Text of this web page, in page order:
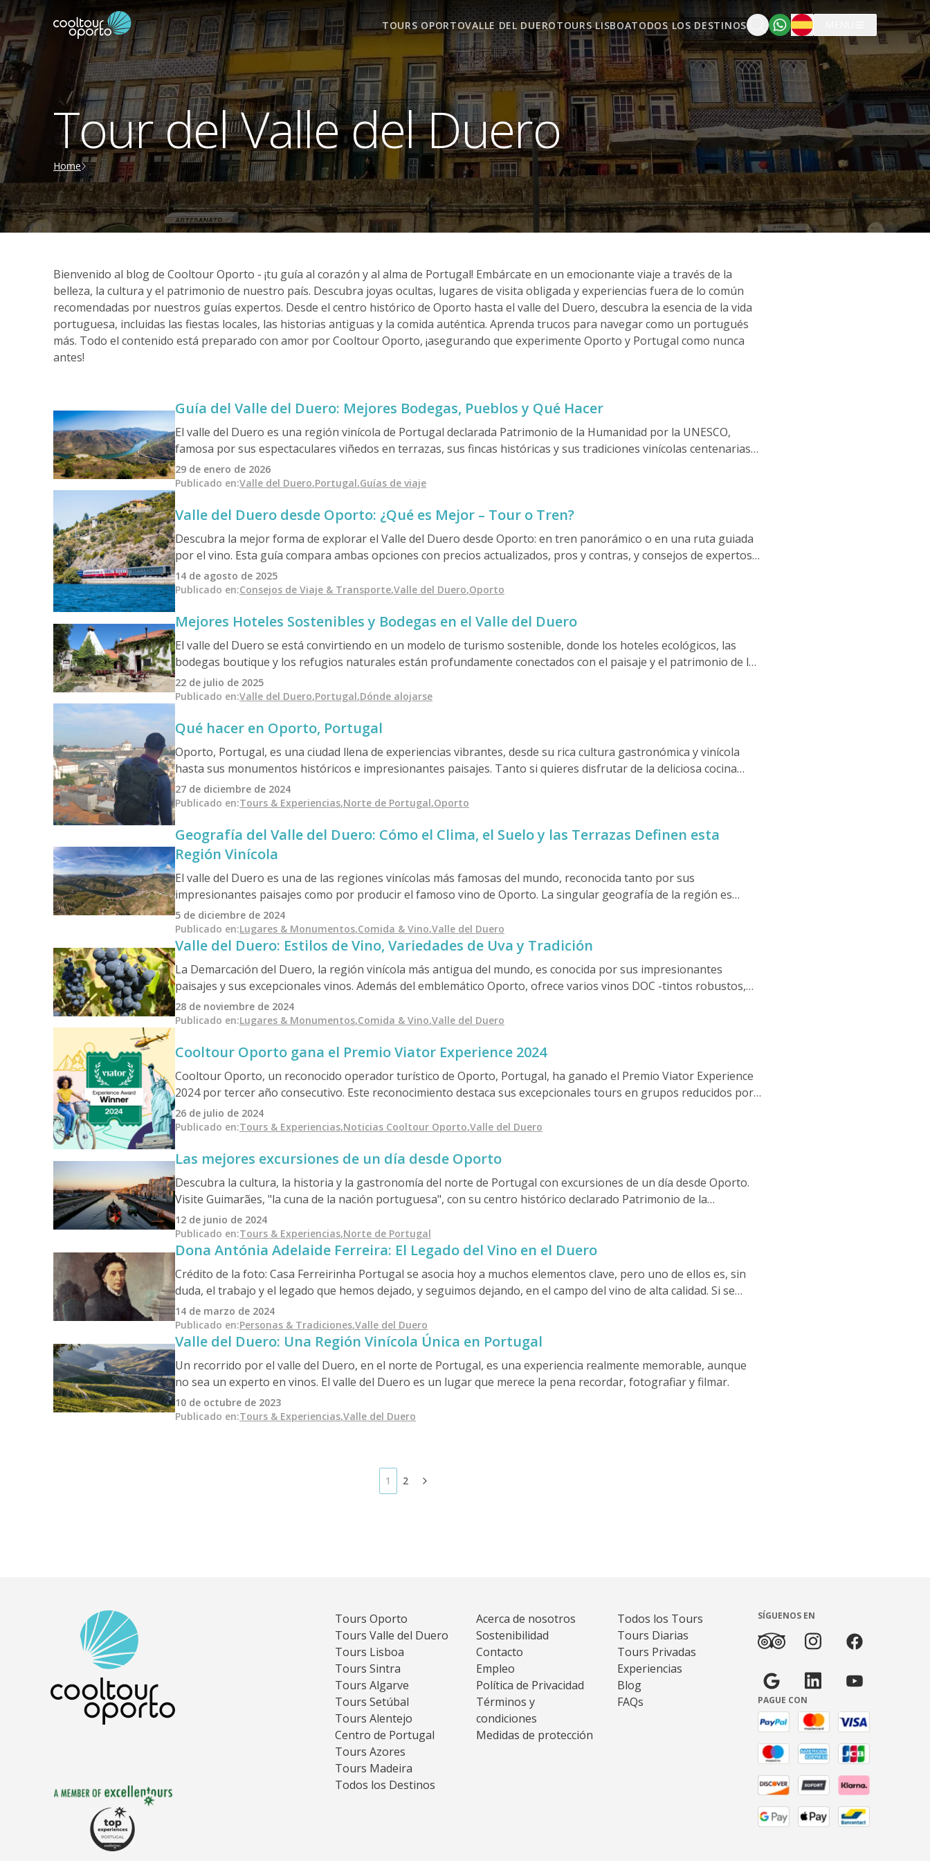
TOURS OPORTOVALLE DEL DUEROTOURS LISBOATODOS LOS DESTINOS Español
Tour del Valle del Duero
Home
Bienvenido al blog de Cooltour Oporto - ¡tu guía al corazón y al alma de Portugal! Embárcate en un emocionante viaje a través de la
belleza, la cultura y el patrimonio de nuestro país. Descubra joyas ocultas, lugares de visita obligada y experiencias fuera de lo común
recomendadas por nuestros guías expertos. Desde el centro histórico de Oporto hasta el valle del Duero, descubra la esencia de la vida
portuguesa, incluidas las fiestas locales, las historias antiguas y la comida auténtica. Aprenda trucos para navegar como un portugués
más. Todo el contenido está preparado con amor por Cooltour Oporto, ¡asegurando que experimente Oporto y Portugal como nunca
antes!
Guía del Valle del Duero: Mejores Bodegas, Pueblos y Qué Hacer
El valle del Duero es una región vinícola de Portugal declarada Patrimonio de la Humanidad por la UNESCO,
famosa por sus espectaculares viñedos en terrazas, sus fincas históricas y sus tradiciones vinícolas centenarias
como cuna del vino de Oporto, que ofrece una rica mezcla de paisajes fluviales pintorescos, pueblos con encanto
como Pinhão y Peso da Régua, y experiencias inmersivas a través del vino, la cultura y la historia.
29 de enero de 2026
Publicado en:Valle del Duero,Portugal,Guías de viaje
Valle del Duero desde Oporto: ¿Qué es Mejor – Tour o Tren?
Descubra la mejor forma de explorar el Valle del Duero desde Oporto: en tren panorámico o en una ruta guiada
por el vino. Esta guía compara ambas opciones con precios actualizados, pros y contras, y consejos de expertos,
para ayudarle a elegir la experiencia que mejor se adapte a su estilo de viaje.
14 de agosto de 2025
Publicado en:Consejos de Viaje & Transporte,Valle del Duero,Oporto
Mejores Hoteles Sostenibles y Bodegas en el Valle del Duero
El valle del Duero se está convirtiendo en un modelo de turismo sostenible, donde los hoteles ecológicos, las
bodegas boutique y los refugios naturales están profundamente conectados con el paisaje y el patrimonio de la
región. Desde la agricultura regenerativa hasta el diseño con energía solar y los viñedos orgánicos, estas
estancias ofrecen a los viajeros conscientes una forma de bajo impacto para experimentar la belleza, la cultura y
22 de julio de 2025
Publicado en:Valle del Duero,Portugal,Dónde alojarse
Qué hacer en Oporto, Portugal
Oporto, Portugal, es una ciudad llena de experiencias vibrantes, desde su rica cultura gastronómica y vinícola
hasta sus monumentos históricos e impresionantes paisajes. Tanto si quieres disfrutar de la deliciosa cocina
local, degustar los mundialmente conocidos vinos de Oporto o explorar el distrito de Ribeira, declarado
Patrimonio de la Humanidad por la UNESCO, Cooltour Oporto ofrece tours personalizados para que tu viaje sea
su aventura perfecta en Oporto.
27 de diciembre de 2024
Publicado en:Tours & Experiencias,Norte de Portugal,Oporto
Geografía del Valle del Duero: Cómo el Clima, el Suelo y las Terrazas Definen esta
Región Vinícola
El valle del Duero es una de las regiones vinícolas más famosas del mundo, reconocida tanto por sus
impresionantes paisajes como por producir el famoso vino de Oporto. La singular geografía de la región es
fundamental para la calidad y variedad de sus vinos. Con raíces que se remontan a la época romana, la
producción de vino alcanzó un hito en 1756, cuando el Marqués de Pombal estableció la Región Demarcada del
Duero. Este acto pionero reguló la producción, especialmente de vino de Oporto, reforzando la importancia del
5 de diciembre de 2024
Publicado en:Lugares & Monumentos,Comida & Vino,Valle del Duero
Valle del Duero: Estilos de Vino, Variedades de Uva y Tradición
La Demarcación del Duero, la región vinícola más antigua del mundo, es conocida por sus impresionantes
paisajes y sus excepcionales vinos. Además del emblemático Oporto, ofrece varios vinos DOC -tintos robustos,
blancos crujientes y el célebre Moscatel do Douro- que muestran el terruño y la artesanía únicos de la región.
Una visita obligada para los amantes del vino.
28 de noviembre de 2024
Publicado en:Lugares & Monumentos,Comida & Vino,Valle del Duero
Cooltour Oporto gana el Premio Viator Experience 2024
Cooltour Oporto, un reconocido operador turístico de Oporto, Portugal, ha ganado el Premio Viator Experience
2024 por tercer año consecutivo. Este reconocimiento destaca sus excepcionales tours en grupos reducidos por
el valle del Duero, que ofrecen experiencias personalizadas que incluyen visitas a bodegas, catas de vino,
almuerzos tradicionales y paseos en barco. Esta empresa familiar sigue destacando por mostrar la belleza y la
26 de julio de 2024
Publicado en:Tours & Experiencias,Noticias Cooltour Oporto,Valle del Duero
Las mejores excursiones de un día desde Oporto
Descubra la cultura, la historia y la gastronomía del norte de Portugal con excursiones de un día desde Oporto.
Visite Guimarães, "la cuna de la nación portuguesa", con su centro histórico declarado Patrimonio de la
Humanidad por la UNESCO; explore los lugares antiguos de Braga, como el Santuário do Bom Jesus do Monte;
disfrute de los canales de Aveiro y de los barcos moliceiros; visite la histórica Universidade de Coimbra y la
Biblioteca Joanina; y disfrute de los viñedos en terrazas de Pinhão y del vino de Oporto en la región vinícola del
12 de junio de 2024
Publicado en:Tours & Experiencias,Norte de Portugal
Dona Antónia Adelaide Ferreira: El Legado del Vino en el Duero
Crédito de la foto: Casa Ferreirinha Portugal se asocia hoy a muchos elementos clave, pero uno de ellos es, sin
duda, el trabajo y el legado que hemos dejado, y seguimos dejando, en el campo del vino de alta calidad. Si se
trata de nuestros famosos vinos, como el mundialmente conocido vino de Oporto, una figura absolutamente
incomparable, incuestionable y extremadamente relevante es Doña Maria Antonia Ferreira Douro.
14 de marzo de 2024
Publicado en:Personas & Tradiciones,Valle del Duero
Valle del Duero: Una Región Vinícola Única en Portugal
Un recorrido por el valle del Duero, en el norte de Portugal, es una experiencia realmente memorable, aunque
no sea un experto en vinos. El valle del Duero es un lugar que merece la pena recordar, fotografiar y filmar.
10 de octubre de 2023
Publicado en:Tours & Experiencias,Valle del Duero
1 2
Tours Oporto
Tours Valle del Duero
Tours Lisboa
Tours Sintra
Tours Algarve
Tours Setúbal
Tours Alentejo
Centro de Portugal
Tours Azores
Tours Madeira
Todos los Destinos
Acerca de nosotros
Sostenibilidad
Contacto
Empleo
Política de Privacidad
Términos y
condiciones
Medidas de protección
Todos los Tours
Tours Diarias
Tours Privadas
Experiencias
Blog
FAQs
SÍGUENOS EN
PAGUE CON